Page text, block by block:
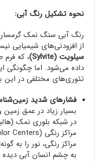
نحوه تشکیل رنگ آبی:
رنگ آبی سنگ نمک
از افزودنی‌های شیمیایی
سیلویت (Sylvite)
داده می‌شود. اما
تئوری‌های مختلفی در این
فشارهای شدید
بسیار زیاد در عمق
در شبکه بلوری نمک
مراکز رنگی، نور را
به چشم انسان آبی